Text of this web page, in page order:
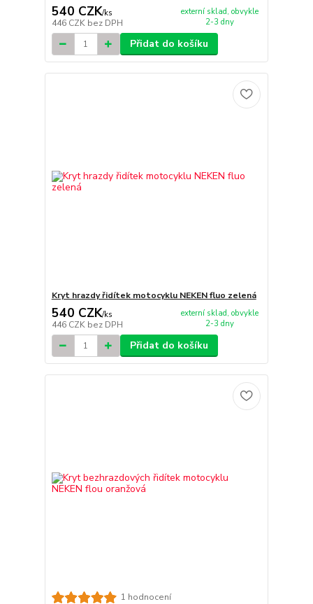
540 CZK/ks
446 CZK bez DPH
externí sklad, obvykle
2-3 dny
Přidat do košíku
Kryt hrazdy řidítek motocyklu NEKEN fluo zelená
540 CZK/ks
446 CZK bez DPH
externí sklad, obvykle
2-3 dny
Přidat do košíku
1 hodnocení